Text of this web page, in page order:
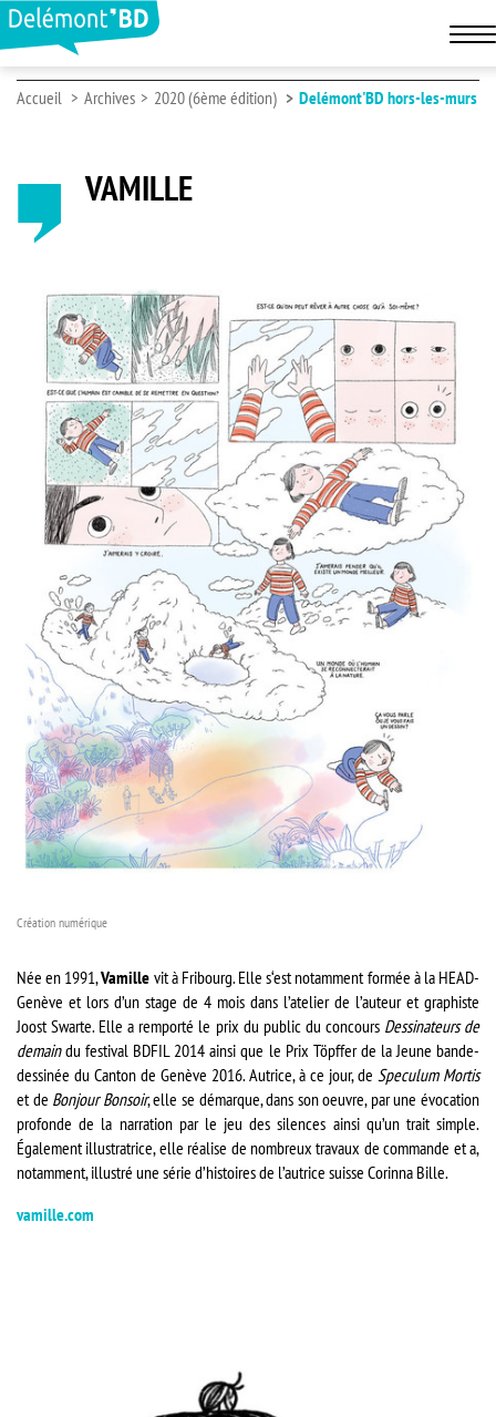
Accueil Archives 2020 (6ème édition) Delémont'BD hors-les-murs
VAMILLE
Création numérique
Née en 1991,Vamille vit à Fribourg. Elle s‘est notamment formée à la HEAD-
Genève et lors d’un stage de 4 mois dans l’atelier de l’auteur et graphiste
Joost Swarte. Elle a remporté le prix du public du concours Dessinateurs de
demaindu festival BDFIL 2014 ainsi que le Prix Töpffer de la Jeune bande-
dessinée du Canton de Genève 2016. Autrice, à ce jour, de Speculum Mortis
et de Bonjour Bonsoir, elle se démarque, dans son oeuvre, par une évocation
profonde de la narration par le jeu des silences ainsi qu’un trait simple.
Également illustratrice, elle réalise de nombreux travaux de commande et a,
notamment, illustré une série d’histoires de l’autrice suisse Corinna Bille.
vamille.com